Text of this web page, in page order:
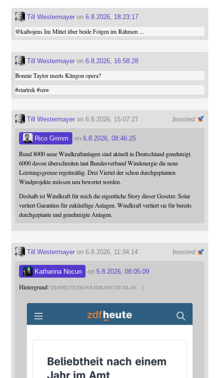
Till Westermayeron 6.8.2026, 18:23:17
@kaibojensIm Mittel über beide Folgen im Rahmen ...
Till Westermayeron 6.8.2026, 16:58:28
Bonnie Taylor meets Klingon opera?
#startrek #snw
boosted
Till Westermayeron 6.8.2026, 15:07:27
Rico Grimm on 6.8.2026, 08:46:25
Rund 8000 neue Windkraftanlagen sind aktuell in Deutschland genehmigt.
6000 davon überschreiten laut Bundesverband Windenergie die neue
Leistungsgrenze regelmäßig. Drei Viertel der schon durchgeplanten
Windprojekte müssen neu bewertet werden.
Deshalb ist Windkraft für mich die eigentliche Story dieser Gesetze: Solar
verliert Garantien für zukünftige Anlagen. Windkraft verliert sie für bereits
durchgeplante und genehmigte Anlagen.
boosted
Till Westermayeron 6.8.2026, 11:34:14
Katharina Nocun on 5.8.2026, 08:05:09
Hintergrund: ZDFHEUTE.DE/POLITIK/DEUTSCHLAN